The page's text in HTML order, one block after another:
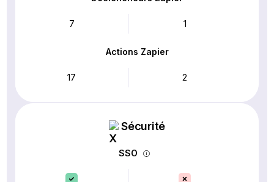
7 1
Actions Zapier
17 2
Sécurité
SSO